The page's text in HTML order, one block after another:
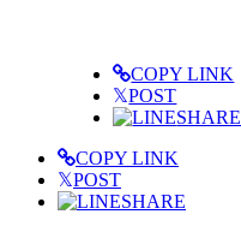
COPY LINK
𝕏POST
SHARE
COPY LINK
𝕏POST
SHARE